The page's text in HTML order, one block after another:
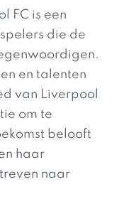
FC is een
die de
en talenten
van Liverpool
om te
belooft
haar
naar